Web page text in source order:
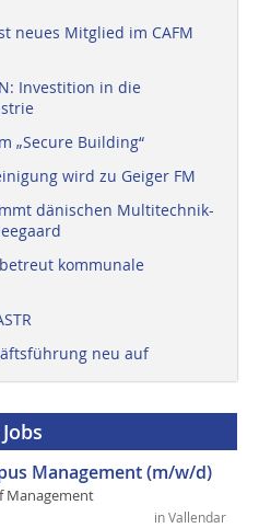
neues Mitglied im CAFM
Investition in die
„Secure Building“
wird zu Geiger FM
dänischen Multitechnik-
kommunale
neu auf
Management (m/w/d)
Management
in Vallendar